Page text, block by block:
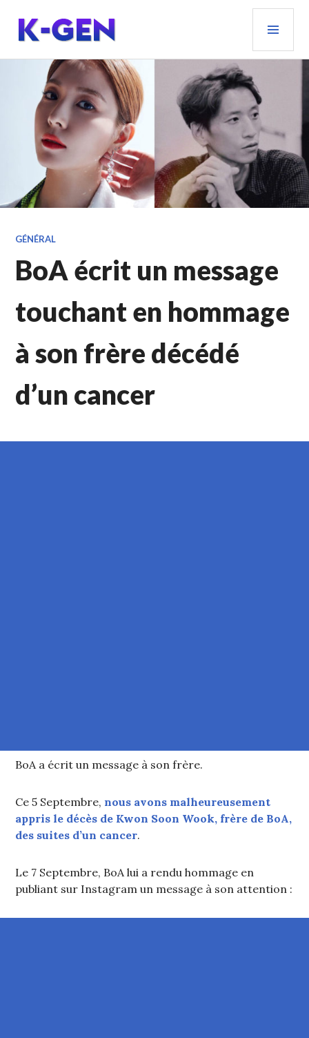
contenu
principal
K-GEN
GÉNÉRAL
BoA écrit un message
touchant en hommage
à son frère décédé
d’un cancer
BoA a écrit un message à son frère.
Ce 5 Septembre, nous avons malheureusement
appris le décès de Kwon Soon Wook, frère de BoA,
des suites d’un cancer.
Le 7 Septembre, BoA lui a rendu hommage en
publiant sur Instagram un message à son attention :